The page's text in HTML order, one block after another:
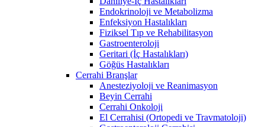
Endokrinoloji ve Metabolizma
Enfeksiyon Hastalıkları
Fiziksel Tıp ve Rehabilitasyon
Gastroenteroloji
Geritari (İç Hastalıkları)
Göğüs Hastalıkları
Cerrahi Branşlar
Anesteziyoloji ve Reanimasyon
Beyin Cerrahi
Cerrahi Onkoloji
El Cerrahisi (Ortopedi ve Travmatoloji)